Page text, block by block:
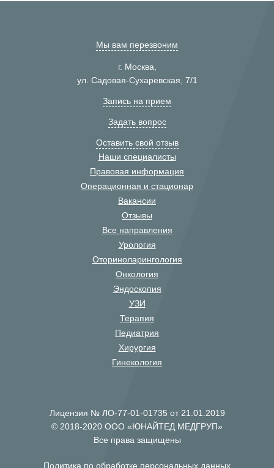
Мы вам перезвоним
г. Москва,
ул. Садовая-Сухаревская, 7/1
Запись на прием
Задать вопрос
Оставить свой отзыв
Наши специалисты
Правовая информация
Операционная и стационар
Вакансии
Отзывы
Все направления
Урология
Оториноларингология
Онкология
Эндоскопия
УЗИ
Терапия
Педиатрия
Хирургия
Гинекология
Лицензия № ЛО-77-01-01735 от 21.01.2019
© 2018-2020 ООО «ЮНАЙТЕД МЕДГРУП»
Все права защищены
Политика по обработке персональных данных